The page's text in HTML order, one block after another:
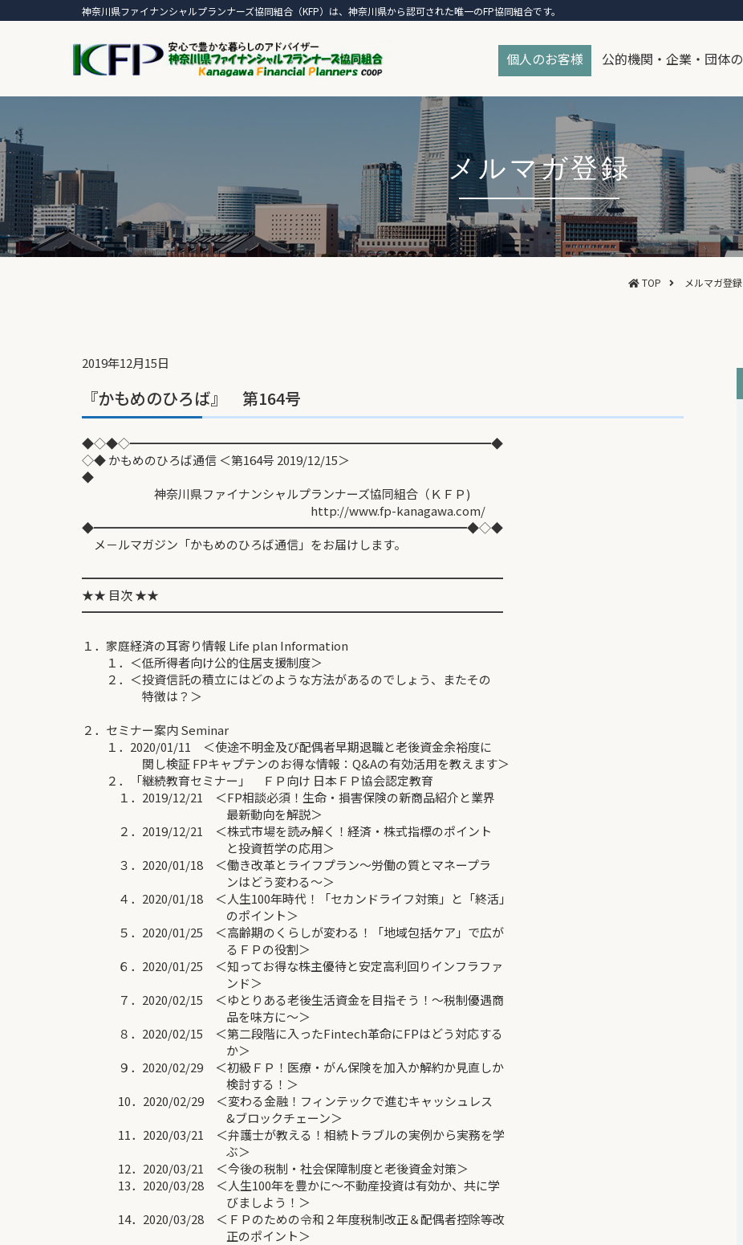
神奈川県ファイナンシャルプランナーズ協同組合（KFP）は、神奈川県から認可された唯一のFP協同組合です。
個人のお客様 公的機関・企業・団体
メルマガ登録
TOP メルマガ登録
2019年12月15日
『かもめのひろば』 第164号
◆◇◆◇━━━━━━━━━━━━━━━━━━━━━━━━━━━━━━◆
◇◆ かもめのひろば通信 ＜第164号 2019/12/15＞
◆
神奈川県ファイナンシャルプランナーズ協同組合（ＫＦＰ)
http://www.fp-kanagawa.com/
◆━━━━━━━━━━━━━━━━━━━━━━━━━━━━━━━◆◇◆
メ－ルマガジン「かもめのひろば通信」をお届けします。
━━━━━━━━━━━━━━━━━━━━━━━━━━━━━━━━━━━
★★ 目次 ★★
━━━━━━━━━━━━━━━━━━━━━━━━━━━━━━━━━━━
１．家庭経済の耳寄り情報 Life plan Information
１．＜低所得者向け公的住居支援制度＞
２．＜投資信託の積立にはどのような方法があるのでしょう、またその
特徴は？＞
２．セミナー案内 Seminar
１．2020/01/11 ＜使途不明金及び配偶者早期退職と老後資金余裕度に
関し検証 FPキャプテンのお得な情報：Q&Aの有効活用を教えます＞
２．「継続教育セミナー」 ＦＰ向け 日本ＦＰ協会認定教育
１．2019/12/21 ＜FP相談必須！生命・損害保険の新商品紹介と業界
最新動向を解説＞
２．2019/12/21 ＜株式市場を読み解く！経済・株式指標のポイント
と投資哲学の応用＞
３．2020/01/18 ＜働き改革とライフプラン～労働の質とマネープラ
ンはどう変わる～＞
４．2020/01/18 ＜人生100年時代！「セカンドライフ対策」と「終活」
のポイント＞
５．2020/01/25 ＜高齢期のくらしが変わる！「地域包括ケア」で広が
るＦＰの役割＞
６．2020/01/25 ＜知ってお得な株主優待と安定高利回りインフラファ
ンド＞
７．2020/02/15 ＜ゆとりある老後生活資金を目指そう！～税制優遇商
品を味方に～＞
８．2020/02/15 ＜第二段階に入ったFintech革命にFPはどう対応する
か＞
９．2020/02/29 ＜初級ＦＰ！医療・がん保険を加入か解約か見直しか
検討する！＞
10．2020/02/29 ＜変わる金融！フィンテックで進むキャッシュレス
&ブロックチェーン＞
11．2020/03/21 ＜弁護士が教える！相続トラブルの実例から実務を学
ぶ＞
12．2020/03/21 ＜今後の税制・社会保障制度と老後資金対策＞
13．2020/03/28 ＜人生100年を豊かに～不動産投資は有効か、共に学
びましよう！＞
14．2020/03/28 ＜ＦＰのための令和２年度税制改正＆配偶者控除等改
正のポイント＞